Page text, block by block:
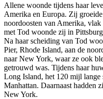
Allene woonde tijdens haar
Amerika en Europa. Zij
noordoosten van Amerika,
met Tod woonde zij in
Na haar scheiding van Tod
Pier, Rhode Island, aan de
naar New York, waar ze ook
getrouwd was. Tijdens haar
Long Island, het 120 mijl lange
Manhattan. Daarnaast hadden
New York.